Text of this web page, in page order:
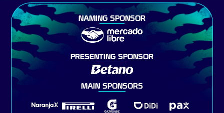
NAMING SPONSOR
PRESENTING SPONSOR
MAIN SPONSORS